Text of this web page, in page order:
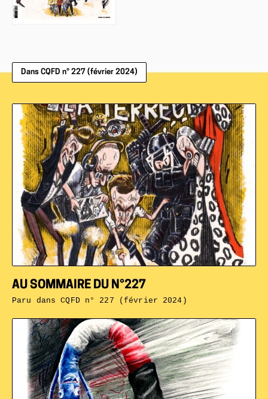
Dans CQFD n° 227 (février 2024)
AU SOMMAIRE DU N°227
Paru dansCQFD n° 227 (février 2024)